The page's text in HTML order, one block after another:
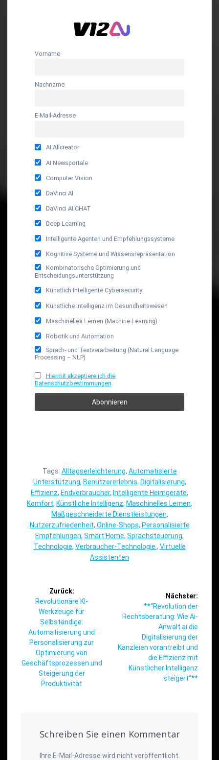
Vorname
Nachname
E-Mail-Adresse
AI Allcreator
AI Newsportale
Computer Vision
DaVinci AI
DaVinci AI CHAT
Deep Learning
Intelligente Agenten und Empfehlungssysteme
Kognitive Systeme und Wissensrepräsentation
Kombinatorische Optimierung und
Entscheidungsunterstützung
Künstlich Intelligente Cybersecurity
Künstliche Intelligenz im Gesundheitswesen
Maschinelles Lernen (Machine Learning)
Robotik und Automation
Sprach- und Textverarbeitung (Natural Language
Processing – NLP)
Hiermit akzeptiere ich die
Datenschutzbestimmungen
Tags: Alltagserleichterung, Automatisierte
Unterstützung, Benutzererlebnis, Digitalisierung,
Effizienz, Endverbraucher, Intelligente Heimgeräte,
Komfort, Künstliche Intelligenz, Maschinelles Lernen,
Maßgeschneiderte Dienstleistungen,
Nutzerzufriedenheit, Online-Shops, Personalisierte
Empfehlungen, Smart Home, Sprachsteuerung,
Technologie, Verbraucher-Technologie. , Virtuelle
Assistenten
Beitragsnavigation
Zurück:
Vorheriger
Beitrag:
Revolutionäre KI-
Werkzeuge für
Selbständige:
Automatisierung und
Personalisierung zur
Optimierung von
Geschäftsprozessen und
Steigerung der
Produktivität
Nächster:
Nächster
Beitrag:
**“Revolution der
Rechtsberatung: Wie Ai-
Anwalt.ai die
Digitalisierung der
Kanzleien vorantreibt und
die Effizienz mit
Künstlicher Intelligenz
steigert“**
Schreiben Sie einen Kommentar
Ihre E-Mail-Adresse wird nicht veröffentlicht.